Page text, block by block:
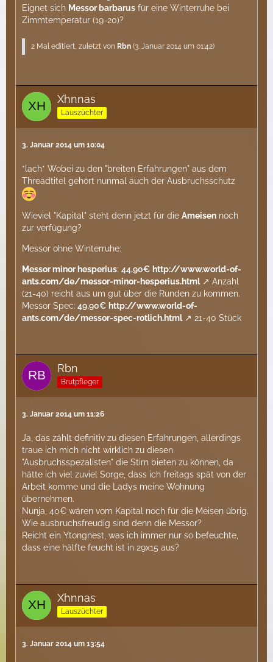
Eignet sich Messor barbarus für eine Winterruhe bei
Zimmtemperatur (19-20)?
2 Mal editiert, zuletzt von Rbn (3. Januar 2014 um 01:42)
Xhnnas
Lauszüchter
3. Januar 2014 um 10:04
*lach* Wobei zu den "breiten Erfahrungen" aus dem
Threadtitel gehört nunmal auch der Ausbruchsschutz
Wieviel "Kapital" steht denn jetzt für die Ameisen noch
zur verfügung?
Messor ohne Winterruhe:
Messor minor hesperius: 44,90€ http://www.world-of-
ants.com/de/messor-minor-hesperius.html
Anzahl
(21-40) reicht aus um gut über die Runden zu kommen.
Messor Spec: 49,90€ http://www.world-of-
ants.com/de/messor-spec-rotlich.html
21-40 Stück
Rbn
Brutpfleger
3. Januar 2014 um 11:26
Ja, das zählt definitiv zu diesen Erfahrungen, allerdings
traue ich mich nicht wirklich zu diesen
"Ausbruchsspezalisten" die Stirn bieten zu können, da
hätte ich viel zuviel Sorge, dass ich freitags spät von der
Arbeit komme und die Ladys meine Wohnung
übernehmen.
Nunja, 40€ wären vom Kapital noch für die Meisen übrig.
Wie ausbruchsfreudig sind denn die Messor?
Reicht ein Ytongnest, was ich immer nur so befeuchte,
dass eine hälfte feucht ist in 29x15 aus?
Xhnnas
Lauszüchter
3. Januar 2014 um 13:54